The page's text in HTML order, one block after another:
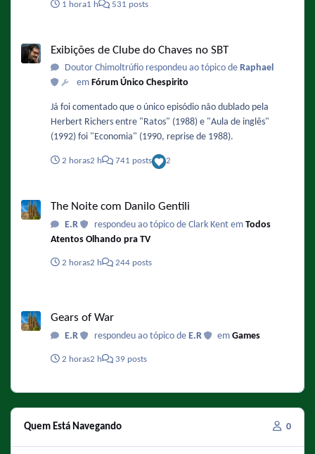
paralizadora El Chavo ✔️ Episodio 105 (1975): La fuente de los
1 hora1 h 531 posts
Exibições de Clube do Chaves no SBT
Doutor Chimoltrúfio respondeu ao tópico de Raphael
em Fórum Único Chespirito
Já foi comentado que o único episódio não dublado pela
Herbert Richers entre "Ratos" (1988) e "Aula de inglês"
(1992) foi "Economia" (1990, reprise de 1988).
2 horas2 h 741 posts 2
The Noite com Danilo Gentili
E.R respondeu ao tópico de Clark Kent em Todos
Atentos Olhando pra TV
2 horas2 h 244 posts
Gears of War
E.R respondeu ao tópico de E.R emGames
2 horas2 h 39 posts
Quem Está Navegando 0